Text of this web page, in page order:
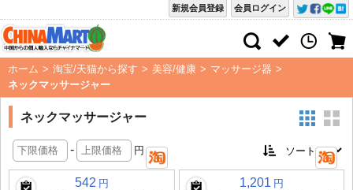
会員ログイン
新規会員登録
ホーム > 淘宝/天猫から探す > 美容/健康 > マッサージ器 >
ネックマッサージャー
ネックマッサージャー
- 円
542 円 1,201 円